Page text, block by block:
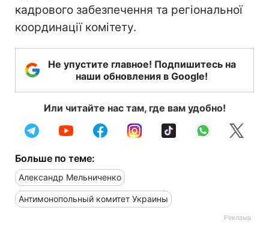
кадрового забезпечення та регіональної
координації комітету.
Не упустите главное! Подпишитесь на
наши обновления в Google!
Или читайте нас там, где вам удобно!
Больше по теме:
Александр Мельниченко
Антимонопольный комитет Украины